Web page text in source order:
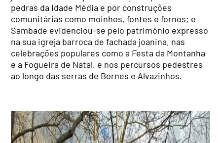
pedras da Idade Média e por construções
comunitárias como moinhos, fontes e fornos; e
Sambade evidenciou-se pelo património expresso
na sua igreja barroca de fachada joanina, nas
celebrações populares como a Festa da Montanha
e a Fogueira de Natal, e nos percursos pedestres
ao longo das serras de Bornes e Alvazinhos.